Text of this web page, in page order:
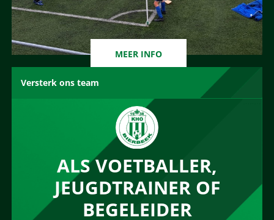
MEER INFO
Versterk ons team
ALS VOETBALLER,
JEUGDTRAINER OF
BEGELEIDER